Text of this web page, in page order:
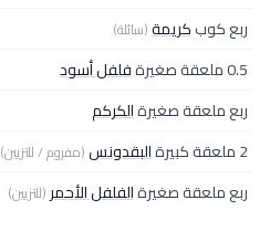
ربع كوبكريمة(سائلة)
0.5 ملعقة صغيرة
فلفل أسود
ربع ملعقة صغيرةالكركم
2 ملعقة كبيرة
البقدونس(مفروم / للتزيين)
ربع ملعقة صغيرةالفلفل الأحمر (للتزيين)